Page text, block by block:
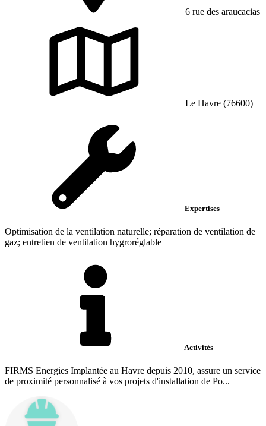
6 rue des araucacias
Le Havre (76600)
Expertises
Optimisation de la ventilation naturelle; réparation de ventilation de
gaz; entretien de ventilation hygroréglable
Activités
FIRMS Energies Implantée au Havre depuis 2010, assure un service
de proximité personnalisé à vos projets d'installation de Po...